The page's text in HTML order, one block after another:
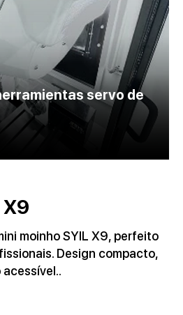
servo de
X9
moinho SYIL X9, perfeito
Design compacto,